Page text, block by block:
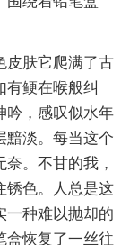
皮肤它爬满了古
有鲠在喉般纠
吟，感叹似水年
黯淡。每当这个
。不甘的我，
锈色。人总是这
一种难以抛却的
盒恢复了一丝往